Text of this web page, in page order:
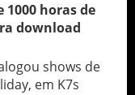
horas de
download
shows de
em K7s